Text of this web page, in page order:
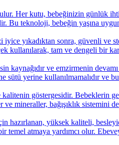
Her kutu, bebeğinizin günlük
teknoloji, bebeğin yaşına
yıkadıktan sonra, güvenli ve
kullanılarak, tam ve dengeli bir
ve emzirmenin
yerine kullanılmamalıdır ve bu
göstergesidir. Bebeklerin
bağışıklık sistemini
hazırlanan, yüksek kaliteli,
temel atmaya yardımcı olur.